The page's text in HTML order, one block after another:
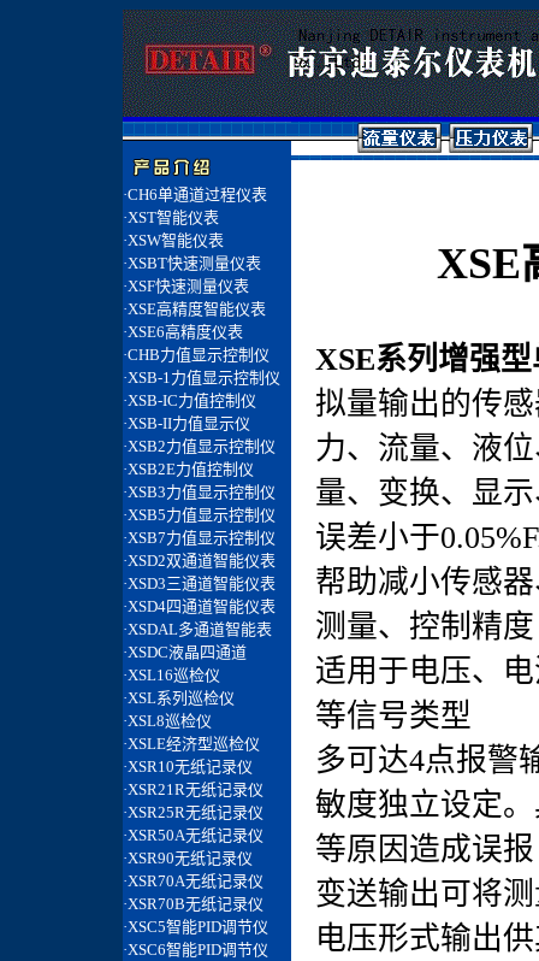
XSE
XSE系列增强
拟量输出的传
力、流量、液
量、变换、显
误差小于
帮助减小传感
测量、控制精度
适用于电压、
等信号类型
多可达4点报警
敏度独立设定
等原因造成误报
变送输出可将
电压形式输出